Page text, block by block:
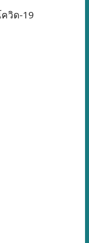
วิด-19